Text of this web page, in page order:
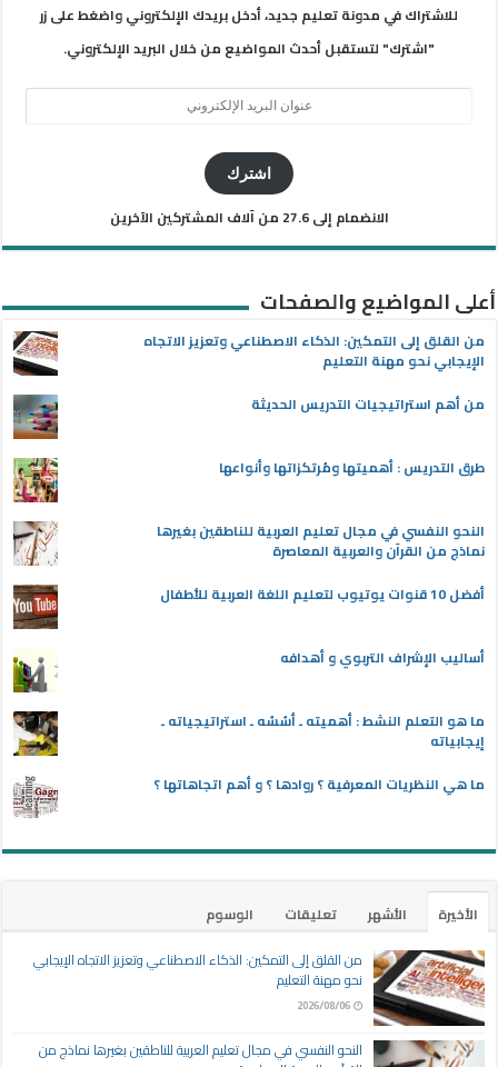
للاشتراك في مدونة تعليم جديد، أدخل بريدك الإلكتروني واضغط على زر
"اشترك" لتستقبل أحدث المواضيع من خلال البريد الإلكتروني.
اشترك
الانضمام إلى 27.6 من آلاف المشتركين الآخرين
أعلى المواضيع والصفحات
من القلق إلى التمكين: الذكاء الاصطناعي وتعزيز الاتجاه
الإيجابي نحو مهنة التعليم
من أهم استراتيجيات التدريس الحديثة
طرق التدريس : أهميتها ومُرتكزاتها وأنواعها
النحو النفسي في مجال تعليم العربية للناطقين بغيرها
نماذج من القرآن والعربية المعاصرة
أفضل 10 قنوات يوتيوب لتعليم اللغة العربية للأطفال
أساليب الإشراف التربوي و أهدافه
ما هو التعلم النشط : أهميته ـ أسُسُه ـ استراتيجياته ـ
إيجابياته
ما هي النظريات المعرفية ؟ روادها ؟ و أهم اتجاهاتها ؟
الأخيرة الأشهر تعليقات
الوسوم
من القلق إلى التمكين: الذكاء الاصطناعي وتعزيز الاتجاه الإيجابي
نحو مهنة التعليم
2026/08/06
النحو النفسي في مجال تعليم العربية للناطقين بغيرها نماذج من